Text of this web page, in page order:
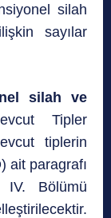
silah
sayılar
silah ve
Tipler
tiplerin
ait paragrafı
IV. Bölümü